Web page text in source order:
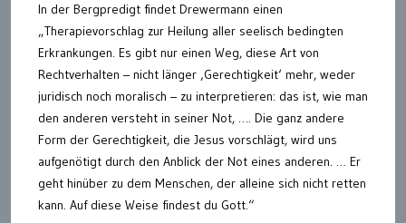
In der Bergpredigt findet Drewermann einen
„Therapievorschlag zur Heilung aller seelisch bedingten
Erkrankungen. Es gibt nur einen Weg, diese Art von
Rechtverhalten – nicht länger ‚Gerechtigkeit‘ mehr, weder
juridisch noch moralisch – zu interpretieren: das ist, wie man
den anderen versteht in seiner Not, …. Die ganz andere
Form der Gerechtigkeit, die Jesus vorschlägt, wird uns
aufgenötigt durch den Anblick der Not eines anderen. … Er
geht hinüber zu dem Menschen, der alleine sich nicht retten
kann. Auf diese Weise findest du Gott.“